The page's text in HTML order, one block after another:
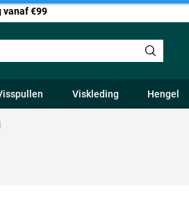
vanaf €99
Viskleding Hengel